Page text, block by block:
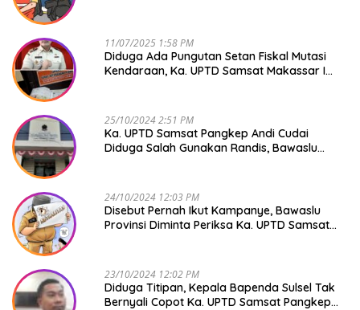
11/07/2025 1:58 PM
Diduga Ada Pungutan Setan Fiskal Mutasi
Kendaraan, Ka. UPTD Samsat Makassar I
25/10/2024 2:51 PM
Ka. UPTD Samsat Pangkep Andi Cudai
Diduga Salah Gunakan Randis, Bawaslu
24/10/2024 12:03 PM
Disebut Pernah Ikut Kampanye, Bawaslu
Provinsi Diminta Periksa Ka. UPTD Samsat
23/10/2024 12:02 PM
Diduga Titipan, Kepala Bapenda Sulsel Tak
Bernyali Copot Ka. UPTD Samsat Pangkep